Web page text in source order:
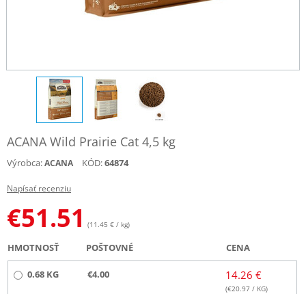
ACANA Wild Prairie Cat 4,5 kg
Výrobca:ACANA KÓD:64874
Napísať recenziu
€51.51 (11.45 € / kg)
HMOTNOSŤ POŠTOVNÉ CENA
0.68 KG €4.00 14.26 €
(€20.97 / KG)